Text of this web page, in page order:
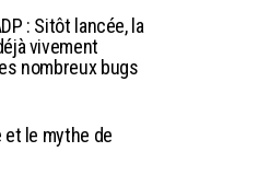
: Sitôt lancée, la
vivement
nombreux bugs
le mythe de